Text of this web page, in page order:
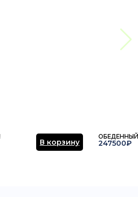
В корзину
ОБЕДЕННЫЙ
247500₽